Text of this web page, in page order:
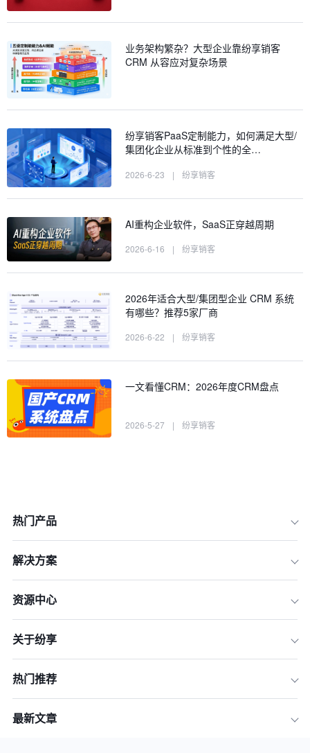
3. 工作流自动化
业务架构繁杂？大型企业靠纷享销客
CRM 从容应对复杂场景
纷享销客PaaS定制能力，如何满足大型/
集团化企业从标准到个性的全…
2026-6-23 | 纷享销客
AI重构企业软件，SaaS正穿越周期
2026-6-16 | 纷享销客
2026年适合大型/集团型企业 CRM 系统
有哪些？推荐5家厂商
2026-6-22 | 纷享销客
一文看懂CRM：2026年度CRM盘点
2026-5-27 | 纷享销客
热门产品
解决方案
资源中心
关于纷享
热门推荐
最新文章